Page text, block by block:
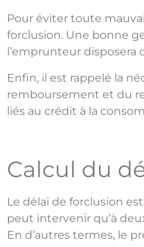
Pour éviter toute
forclusion. Une bonne
l’emprunteur disposera
Enfin, il est rappelé la
remboursement et du
liés au crédit à la
Calcul du
Le délai de forclusion
peut intervenir qu’à
En d’autres termes, le